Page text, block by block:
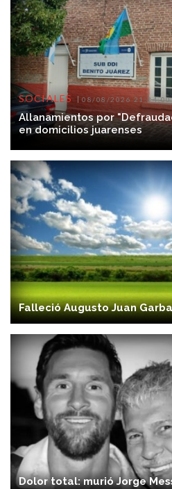
SOCIALES 08/08/2026 21:34:00
Allanamientos por
en domicilios juarenses
Falleció Augusto Juan
Dolor total: murió Jorge